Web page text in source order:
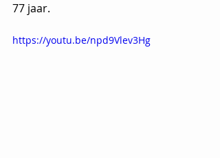
https://youtu.be/npd9Vlev3Hg